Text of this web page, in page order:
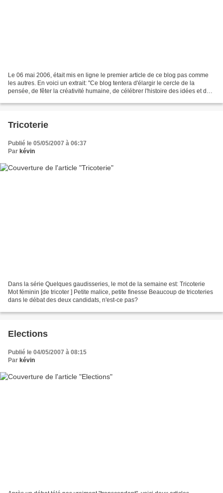
Le 06 mai 2006, était mis en ligne le premier article de ce blog pas comme
les autres. En voici un extrait: "Ce blog tentera d'élargir le cercle de la
pensée, de fêter la créativité humaine, de célébrer l'histoire des idées et de
Tricoterie
Publié le 05/05/2007 à 06:37
Par kévin
Dans la série Quelques gaudisseries, le mot de la semaine est: Tricoterie
Mot féminin [de tricoter ] Petite malice, petite finesse Beaucoup de tricoteries
dans le débat des deux candidats, n'est-ce pas?
Elections
Publié le 04/05/2007 à 08:15
Par kévin